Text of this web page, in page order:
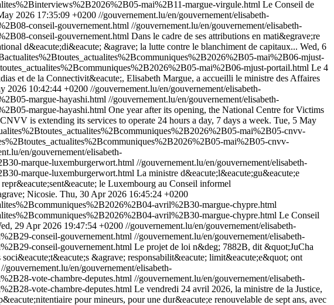
mai%2B11-margue-virgule.html Le Conseil de
2026 17:35:09 +0200 //gouvernement.lu/en/gouvernement/elisabeth-
conseil-gouvernement.html //gouvernement.lu/en/gouvernement/elisabeth-
conseil-gouvernement.html Dans le cadre de ses attributions en mati&egrave;re
d&eacute;di&eacute; &agrave; la lutte contre le blanchiment de capitaux... Wed, 6
mai%2B06-mjust-
mai%2B06-mjust-portail.html Le 4
et de la Connectivit&eacute;, Elisabeth Margue, a accueilli le ministre des Affaires
2026 10:42:44 +0200 //gouvernement.lu/en/gouvernement/elisabeth-
margue-hayashi.html //gouvernement.lu/en/gouvernement/elisabeth-
margue-hayashi.html One year after its opening, the National Centre for Victims
is extending its services to operate 24 hours a day, 7 days a week. Tue, 5 May
mai%2B05-cnvv-
mai%2B05-cnvv-
en/gouvernement/elisabeth-
marque-luxemburgerwort.html //gouvernement.lu/en/gouvernement/elisabeth-
marque-luxemburgerwort.html La ministre d&eacute;l&eacute;gu&eacute;e
le Luxembourg au Conseil informel
Nicosie. Thu, 30 Apr 2026 16:45:24 +0200
avril%2B30-margue-chypre.html
avril%2B30-margue-chypre.html Le Conseil
29 Apr 2026 19:47:54 +0200 //gouvernement.lu/en/gouvernement/elisabeth-
conseil-gouvernement.html //gouvernement.lu/en/gouvernement/elisabeth-
conseil-gouvernement.html Le projet de loi n&deg; 7882B, dit &quot;JuCha
&agrave; responsabilit&eacute; limit&eacute;e&quot; ont
//gouvernement.lu/en/gouvernement/elisabeth-
vote-chambre-deputes.html //gouvernement.lu/en/gouvernement/elisabeth-
vote-chambre-deputes.html Le vendredi 24 avril 2026, la ministre de la Justice,
pour mineurs, pour une dur&eacute;e renouvelable de sept ans, avec